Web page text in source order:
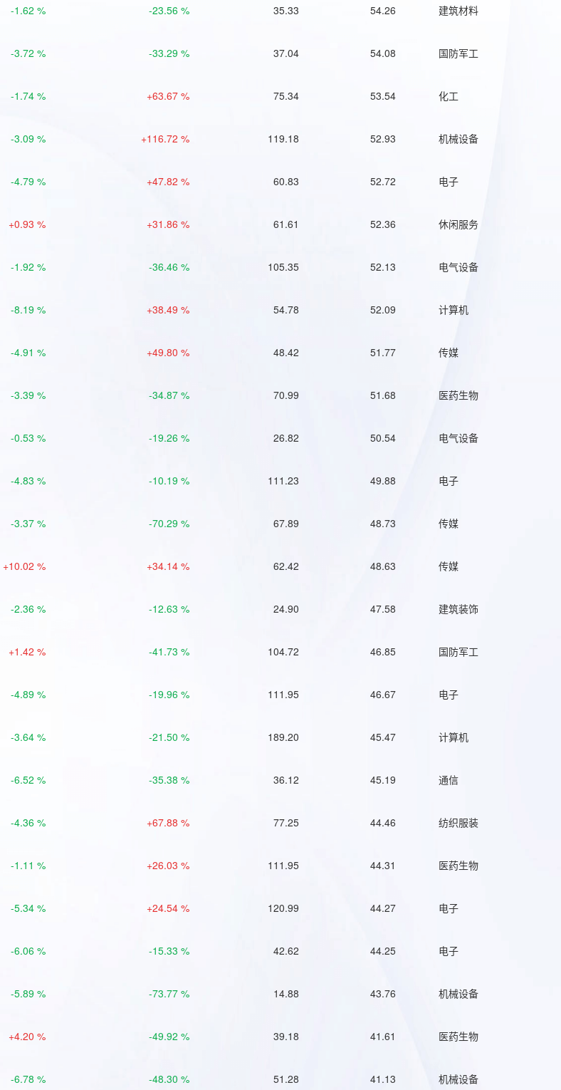
-1.62 % -23.56 % 35.33 54.26 建筑材料
-3.72 % -33.29 % 37.04 54.08 国防军工
-1.74 % +63.67 % 75.34 53.54 化工
-3.09 % +116.72 % 119.18 52.93 机械设备
-4.79 % +47.82 % 60.83 52.72 电子
+0.93 % +31.86 % 61.61 52.36 休闲服务
-1.92 % -36.46 % 105.35 52.13 电气设备
-8.19 % +38.49 % 54.78 52.09 计算机
-4.91 % +49.80 % 48.42 51.77 传媒
-3.39 % -34.87 % 70.99 51.68 医药生物
-0.53 % -19.26 % 26.82 50.54 电气设备
-4.83 % -10.19 % 111.23 49.88 电子
-3.37 % -70.29 % 67.89 48.73 传媒
+10.02 % +34.14 % 62.42 48.63 传媒
-2.36 % -12.63 % 24.90 47.58 建筑装饰
+1.42 % -41.73 % 104.72 46.85 国防军工
-4.89 % -19.96 % 111.95 46.67 电子
-3.64 % -21.50 % 189.20 45.47 计算机
-6.52 % -35.38 % 36.12 45.19 通信
-4.36 % +67.88 % 77.25 44.46 纺织服装
-1.11 % +26.03 % 111.95 44.31 医药生物
-5.34 % +24.54 % 120.99 44.27 电子
-6.06 % -15.33 % 42.62 44.25 电子
-5.89 % -73.77 % 14.88 43.76 机械设备
+4.20 % -49.92 % 39.18 41.61 医药生物
-6.78 % -48.30 % 51.28 41.13 机械设备